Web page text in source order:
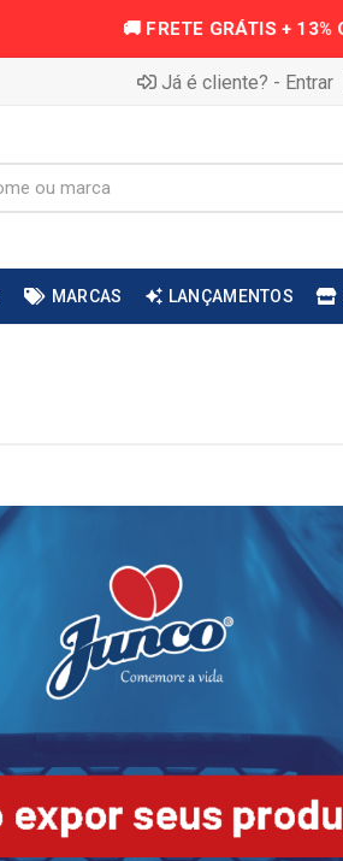
Já é cliente? - Entrar
MARCAS LANÇAMENTOS